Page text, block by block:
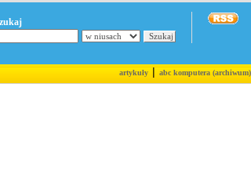
artykuły|abc komputera (archiwum)